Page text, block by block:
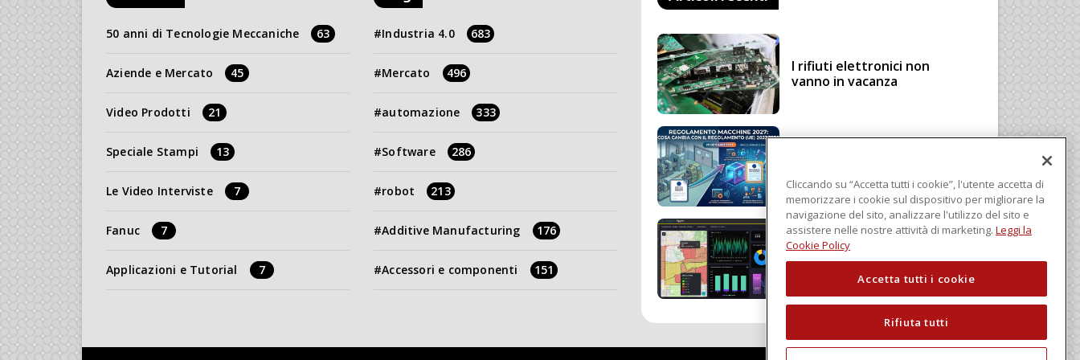
50 anni di Tecnologie Meccaniche 63
Aziende e Mercato 45
Video Prodotti 21
Speciale Stampi 13
Le Video Interviste 7
Fanuc 7
Applicazioni e Tutorial 7
Industria 4.0 683
Mercato 496
automazione 333
Software 286
robot 213
Additive Manufacturing 176
Accessori e componenti 151
I rifiuti elettronici non
vanno in vacanza
Regolamento Macchine
2023/1230
Schneider Electric, una
piattaforma di intelligenza
Cliccando su “Accetta tutti i cookie”, l'utente accetta di
memorizzare i cookie sul dispositivo per migliorare la
navigazione del sito, analizzare l'utilizzo del sito e
assistere nelle nostre attività di marketing. Leggi la
Cookie Policy
Accetta tutti i cookie
Rifiuta tutti